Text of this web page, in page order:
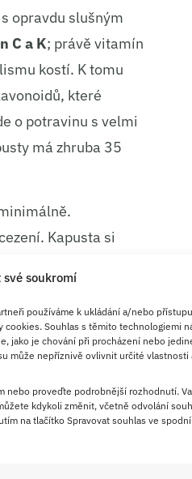
své soukromí
používáme k ukládání a/nebo
Souhlas s těmito technologiemi
jako je chování při procházení nebo
může nepříznivě ovlivnit určité vlastnosti
nebo proveďte podrobnější rozhodnutí.
kdykoli změnit, včetně odvolání
na tlačítko Spravovat souhlas ve
opravdu slušným
C a K; právě vitamín
kostí. K tomu
které
o potravinu s velmi
má zhruba 35
Kapusta si